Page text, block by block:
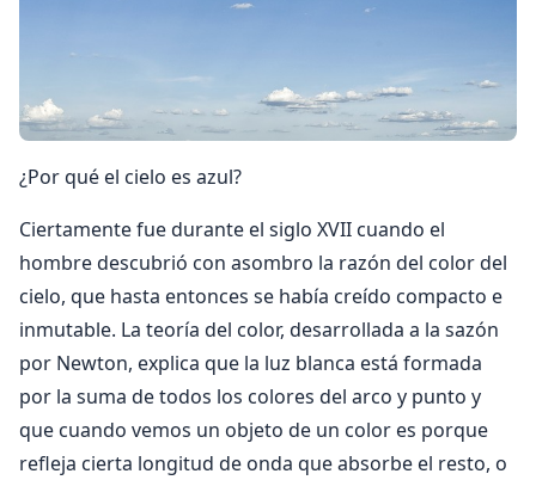
¿Por qué el cielo es azul?
Ciertamente fue durante el siglo XVII cuando el
hombre descubrió con asombro la razón del color del
cielo, que hasta entonces se había creído compacto e
inmutable. La teoría del color, desarrollada a la sazón
por Newton, explica que la luz blanca está formada
por la suma de todos los colores del arco y punto y
que cuando vemos un objeto de un color es porque
refleja cierta longitud de onda que absorbe el resto, o